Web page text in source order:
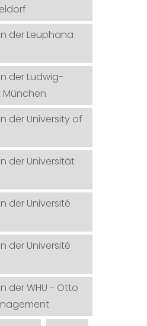
der Leuphana
der Ludwig-
München
der University of
der Universität
der Université
der Université
der WHU - Otto